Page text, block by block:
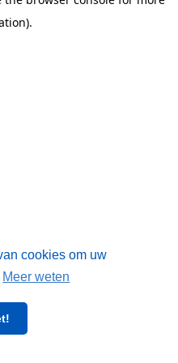
cookies om uw
Meer weten
.